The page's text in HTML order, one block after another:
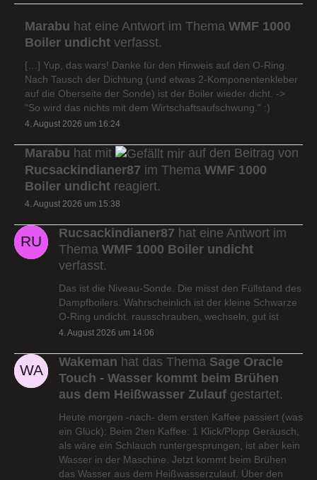
Marabu hat eine Antwort im Thema WMF 1000
Boiler undicht verfasst.
[…] Yup, das wars! Danke für den Hinweis auf den O-Ring.
Nach Tausch der Dichtung (und etwas 2-Komponentenkleber
auf die Oberseite der Sonde) ist der Boiler wieder dicht. ->
"So wird das nichts mit dem Wirtschaftsaufschwung." :)
4. August 2026 um 16:24
Marabu hat mit
auf den Beitrag von
Rucsackindianer87 im Thema WMF 1000
Boiler undicht reagiert.
4. August 2026 um 15:38
Rucsackindianer87 hat eine Antwort im
Thema WMF 1000 Boiler undicht
verfasst.
Das ist die Niveau-Sonde. Die misst den Füllstand des
Dampfboilers. Wahrscheinlich ist der kleine Schwarze
O-Ring undicht. rausschrauben, wechseln, gut ist
4. August 2026 um 14:06
Wakeman hat das Thema Sage Oracle
Touch - Wasser kommt beim Brühen
aus dem Heißwasser Zulauf gestartet.
Heute morgen -nach- dem ersten Kaffee passiert (was
ein Glück): Beim 2ten Kaffee: 1 Klick/Plopp Geräusch,
als wäre ein Schlauch runtergesprungen, ist aber kein
Wasser in der Maschine. Jetzt kommt beim Brühen
das Wasser aus dem Heißwasserzulauf. Über den